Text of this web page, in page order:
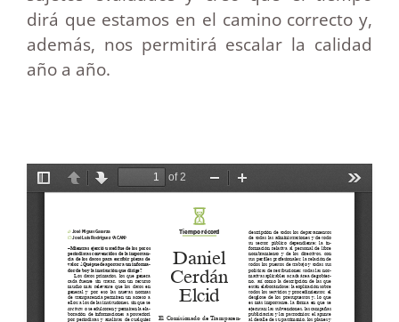
dirá que estamos en el camino correcto y,
además, nos permitirá escalar la calidad
año a año.